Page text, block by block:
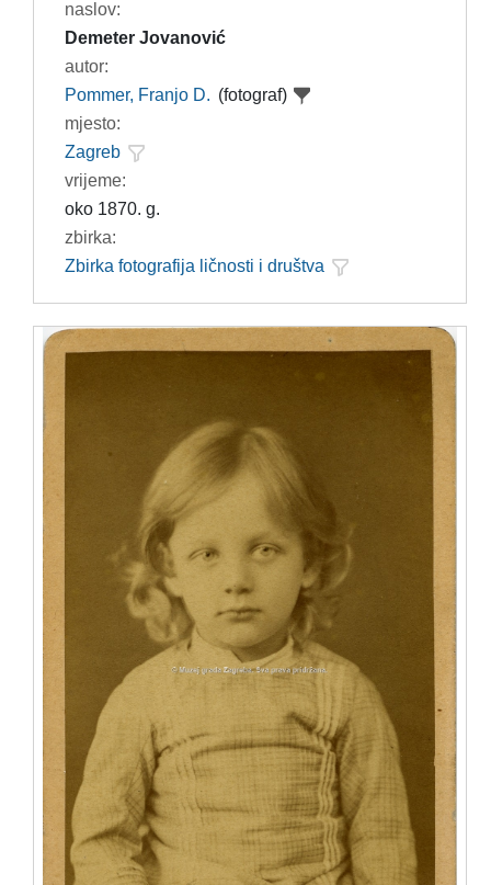
naslov:
Demeter Jovanović
autor:
Pommer, Franjo D. (fotograf)
mjesto:
Zagreb
vrijeme:
oko 1870. g.
zbirka:
Zbirka fotografija ličnosti i društva